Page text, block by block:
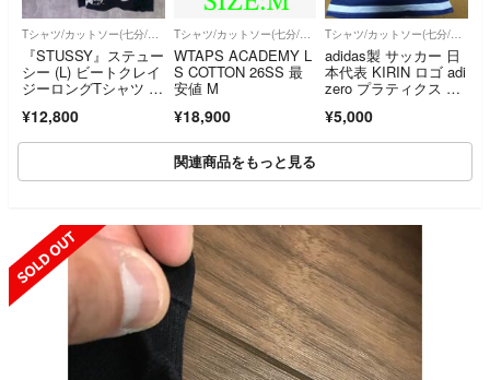
Tシャツ/カットソー(七分/長袖)
『STUSSY』ステュー
シー (L) ビートクレイ
ジーロングTシャツ ロ
¥12,800
Tシャツ/カットソー(七分/長袖)
WTAPS ACADEMY L
S COTTON 26SS 最
安値 M
¥18,900
Tシャツ/カットソー(七分/長袖)
adidas製 サッカー 日
本代表 KIRIN ロゴ adi
zero プラティクス ユ
¥5,000
関連商品をもっと見る
SOLD OUT